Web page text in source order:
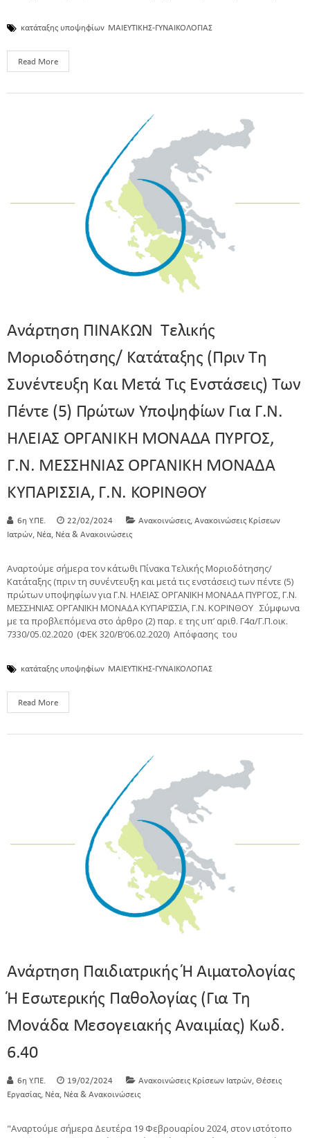
κατάταξης υποψηφίων ΜΑΙΕΥΤΙΚΗΣ-ΓΥΝΑΙΚΟΛΟΓΙΑΣ
Read More
Ανάρτηση ΠΙΝΑΚΩΝ Τελικής
Μοριοδότησης/ Κατάταξης (πριν Τη
Συνέντευξη Και Μετά Τις Ενστάσεις) Των
Πέντε (5) Πρώτων Υποψηφίων Για Γ.Ν.
ΗΛΕΙΑΣ ΟΡΓΑΝΙΚΗ ΜΟΝΑΔΑ ΠΥΡΓΟΣ,
Γ.Ν. ΜΕΣΣΗΝΙΑΣ ΟΡΓΑΝΙΚΗ ΜΟΝΑΔΑ
ΚΥΠΑΡΙΣΣΙΑ, Γ.Ν. ΚΟΡΙΝΘΟΥ
6η Υ.ΠΕ. 22/02/2024 Ανακοινώσεις, Ανακοινώσεις Κρίσεων
Ιατρών, Νέα, Νέα & Ανακοινώσεις
Αναρτούμε σήμερα τον κάτωθι Πίνακα Τελικής Μοριοδότησης/
Κατάταξης (πριν τη συνέντευξη και μετά τις ενστάσεις) των πέντε (5)
πρώτων υποψηφίων για Γ.Ν. ΗΛΕΙΑΣ ΟΡΓΑΝΙΚΗ ΜΟΝΑΔΑ ΠΥΡΓΟΣ, Γ.Ν.
ΜΕΣΣΗΝΙΑΣ ΟΡΓΑΝΙΚΗ ΜΟΝΑΔΑ ΚΥΠΑΡΙΣΣΙΑ, Γ.Ν. ΚΟΡΙΝΘΟΥ Σύμφωνα
με τα προβλεπόμενα στο άρθρο (2) παρ. ε της υπ’ αριθ. Γ4α/Γ.Π.οικ.
7330/05.02.2020 (ΦΕΚ 320/Β’06.02.2020) Απόφασης του
κατάταξης υποψηφίων ΜΑΙΕΥΤΙΚΗΣ-ΓΥΝΑΙΚΟΛΟΓΙΑΣ
Read More
Ανάρτηση Παιδιατρικής Ή Αιματολογίας
Ή Εσωτερικής Παθολογίας (για Τη
Μονάδα Μεσογειακής Αναιμίας) Κωδ.
6.40
6η Υ.ΠΕ. 19/02/2024 Ανακοινώσεις Κρίσεων Ιατρών, Θέσεις
Εργασίας, Νέα, Νέα & Ανακοινώσεις
"Αναρτούμε σήμερα Δευτέρα 19 Φεβρουαρίου 2024, στον ιστότοπο